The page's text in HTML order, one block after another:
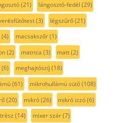
(21) lángosztó-fedél (29)
(3) légszűrő(21)
(4) macsakszőr(1)
(2) matrica (3) matt(2)
(6) meghajtószíj (18)
(61) mikrohullámú sütő(108)
(20) mikró(26) mikró izzó(6)
(14) mixer szár(7)